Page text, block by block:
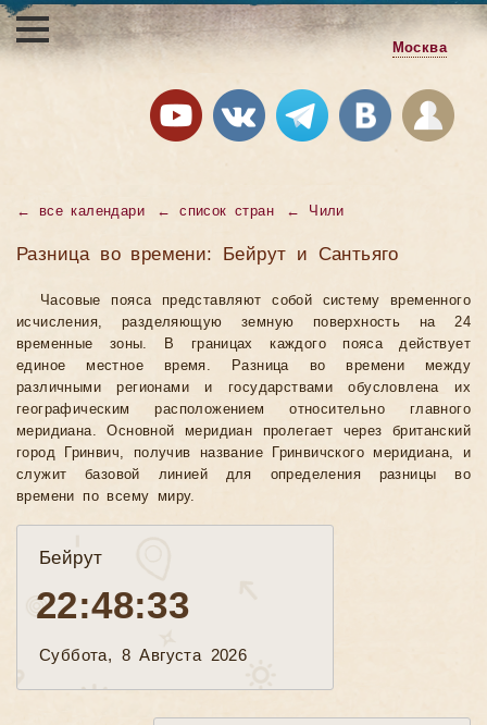
Москва
← все календари ←список стран ← Чили
Разница во времени: Бейрут и Сантьяго
Часовые пояса представляют собой систему временного
исчисления, разделяющую земную поверхность на 24
временные зоны. В границах каждого пояса действует
единое местное время. Разница во времени между
различными регионами и государствами обусловлена их
географическим расположением относительно главного
меридиана. Основной меридиан пролегает через британский
город Гринвич, получив название Гринвичского меридиана, и
служит базовой линией для определения разницы во
времени по всему миру.
Бейрут
22:48:35
Суббота, 8 Августа 2026